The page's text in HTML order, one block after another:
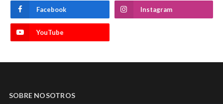
Facebook Instagram
YouTube
SOBRE NOSOTROS